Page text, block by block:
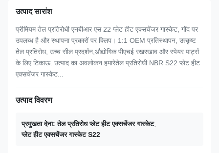
उत्पाद सारांश
प्रीमियम तेल प्रतिरोधी एनबीआर एस 22 प्लेट हीट एक्सचेंजर गास्केट, गोंद पर
उपलब्ध है और स्थापना प्रकारों पर क्लिप। 1:1 OEM प्रतिस्थापन, उत्कृष्ट
तेल प्रतिरोध, उच्च सील प्रदर्शन,औद्योगिक पीएचई रखरखाव और स्पेयर पार्ट्स
के लिए टिकाऊ. उत्पाद का अवलोकन हमारेतेल प्रतिरोधी NBR S22 प्लेट हीट
एक्सचेंजर गास्केट...
उत्पाद विवरण
प्रमुखता देना: तेल प्रतिरोध प्लेट हीट एक्सचेंजर गास्केट,
प्लेट हीट एक्सचेंजर गास्केट S22